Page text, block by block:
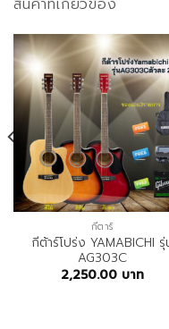
สินค้าที่เกี่ยวข้อง
กีตาร์
กีต้าร์โปร่ง YAMABICHI รุ่
AG303C
2,250.00 บาท